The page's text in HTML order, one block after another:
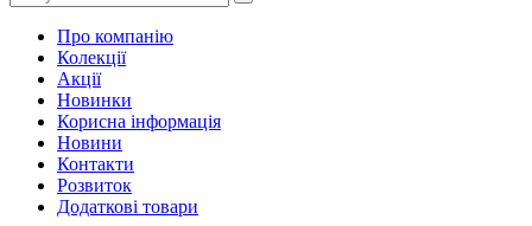
Про компанію
Колекції
Акції
Новинки
Корисна інформація
Новини
Контакти
Розвиток
Додаткові товари